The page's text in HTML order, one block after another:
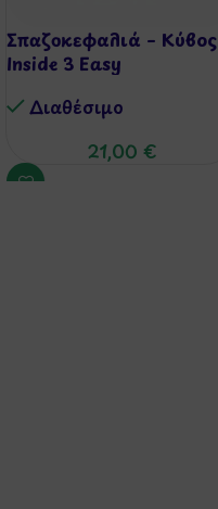
Σπαζοκεφαλιά – Κύβος
Inside 3 Easy
Διαθέσιμo
21,00 €